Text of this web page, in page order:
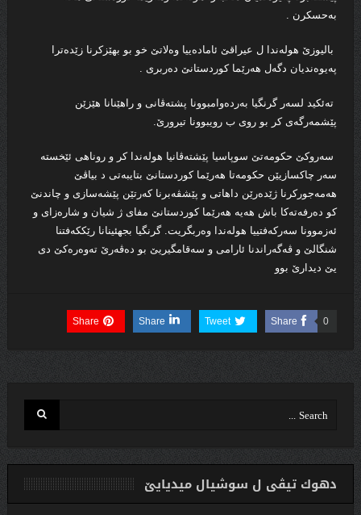
به‌حسكرن .
بالیوزێ هوله‌ندا ل عیراقێ ئاماده‌ییا وه‌لاتێ خو بو بهێزكرنا زێده‌ترا
په‌یوه‌ندیان دگه‌ل هه‌رێما كوردستانێ ده‌ربرى .
ته‌ئكید لسه‌ر گرنگیا به‌رده‌وامبوونا پشته‌ڤانى و راهێنانا هێزێن
پێشمه‌رگه‌ى كر بو روى ب رویبوونا تیرورێ.
سه‌روكێ حكومه‌تێ سوپاسیا پێشته‌ڤانیا هوله‌ندا كر و روناهى ئێخسته‌
سه‌ر چاكسازیێن حكومه‌تا هه‌رێما كوردستانێ بتایبه‌تى د بیاڤێ
هه‌مه‌جوركرنا ژێده‌رێن داهاتى و پێشڤه‌برنا كه‌رتێن پێشه‌سازى و چاندنێ
كو ده‌رفه‌ته‌كا باش هه‌یه‌ هه‌رێما كوردستانێ مفاى ژ شیان و شاره‌زای و
ئه‌زموونا سه‌ركه‌فتییا هوله‌ندا وه‌ربگریت. گرنگیا بجهئینانا رێككه‌فتنا
شنگالێ و ڤه‌گه‌راندنا ئارامى و سه‌قامگیریێ بو ده‌ڤه‌رێ ته‌وه‌ره‌كێ دى
یێ دیدارێ بوو
Share 0
Tweet
Share
Share
دهوك تیڤی ل سوشیال ميديایێ